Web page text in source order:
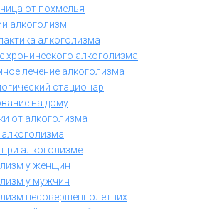
от похмелья
алкоголизм
алкоголизма
хронического алкоголизма
лечение алкоголизма
стационар
на дому
от алкоголизма
алкоголизма
алкоголизме
у женщин
у мужчин
несовершеннолетних